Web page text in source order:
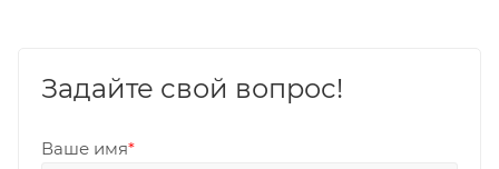
Задайте свой вопрос!
Ваше имя*